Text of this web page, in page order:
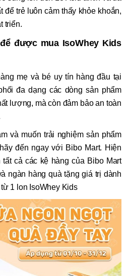
để trẻ luôn cảm thấy khỏe khoắn,
triển.
được mua IsoWhey Kids
mẹ và bé uy tín hàng đầu tại
đa dạng các dòng sản phẩm
lượng, mà còn đảm bảo an toàn
và muốn trải nghiệm sản phẩm
đến ngay với Bibo Mart. Hiện
cả các kệ hàng của Bibo Mart
ngàn hàng quà tặng giá trị dành
1 lon IsoWhey Kids